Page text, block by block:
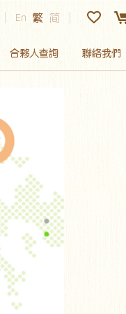
En 繁 简
合夥人查詢 聯絡我們